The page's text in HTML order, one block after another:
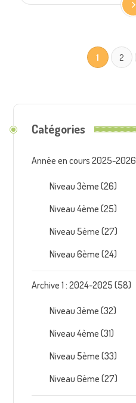
1 2
Catégories
Année en cours 2025-2026
Niveau 3ème (26)
Niveau 4ème (25)
Niveau 5ème (27)
Niveau 6ème (24)
Archive 1 : 2024-2025 (58)
Niveau 3ème (32)
Niveau 4ème (31)
Niveau 5ème (33)
Niveau 6ème (27)